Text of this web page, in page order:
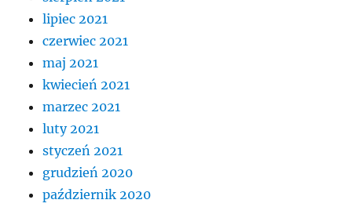
lipiec 2021
czerwiec 2021
maj 2021
kwiecień 2021
marzec 2021
luty 2021
styczeń 2021
grudzień 2020
październik 2020